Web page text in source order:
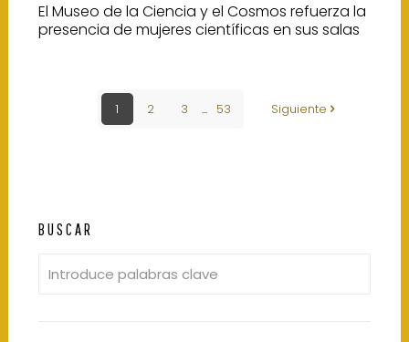
El Museo de la Ciencia y el Cosmos refuerza la
presencia de mujeres científicas en sus salas
1 2 3 ... 53 Siguiente
BUSCAR